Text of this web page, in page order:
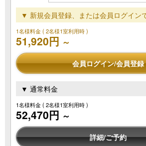
▼ 新規会員登録、または会員ログイン
1名様料金( 2名様1室利用時 )
51,920円 ～
会員ログイン/会員登録
▼ 通常料金
1名様料金( 2名様1室利用時 )
52,470円 ～
詳細/ご予約